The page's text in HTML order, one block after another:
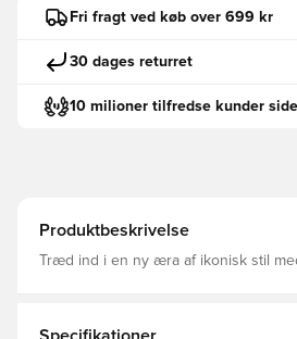
Fri fragt ved køb over 699 kr
30 dages returret
10 milioner tilfredse kunder
Produktbeskrivelse
Træd ind i en ny æra af ikonisk stil
streetwear-stil.Dad-kasketformen